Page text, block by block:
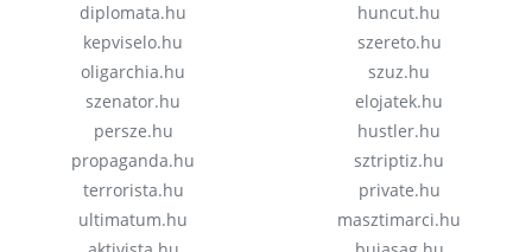
diplomata.hu
kepviselo.hu
oligarchia.hu
szenator.hu
persze.hu
propaganda.hu
terrorista.hu
ultimatum.hu
huncut.hu
szereto.hu
szuz.hu
elojatek.hu
hustler.hu
sztriptiz.hu
private.hu
masztimarci.hu